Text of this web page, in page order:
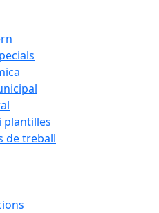
plantilles
de treball